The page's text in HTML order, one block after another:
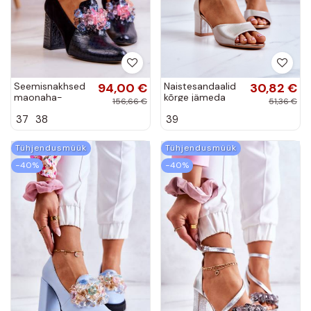
Seemisnakhsed
maonaha-
saapad kingad
kontsaga
mustad Sofie
94,00 €
156,66 €
37 38
Naistesandaalid
kõrge jämeda
kuldset värvi
30,82 €
51,36 €
39
Tühjendusmüük
−40%
Tühjendusmüük
−40%